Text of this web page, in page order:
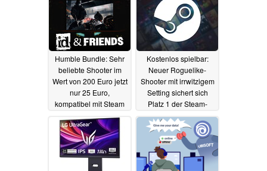
Humble Bundle: Sehr
beliebte Shooter im
Wert von 200 Euro jetzt
nur 25 Euro,
kompatibel mit Steam
Kostenlos spielbar:
Neuer Roguelike-
Shooter mit irrwitzigem
Setting sichert sich
Platz 1 der Steam-
Charts26.04.2025